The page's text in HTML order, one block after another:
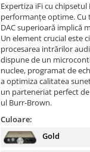
Expertiza iFi cu
performanțe optime. Cu
DAC superioară implică
Un element crucial este
procesarea intrărilor
dispune de un
nuclee, programat de
a optimiza calitatea
un parteneriat perfect
ul Burr-Brown.
Culoare:
Gold